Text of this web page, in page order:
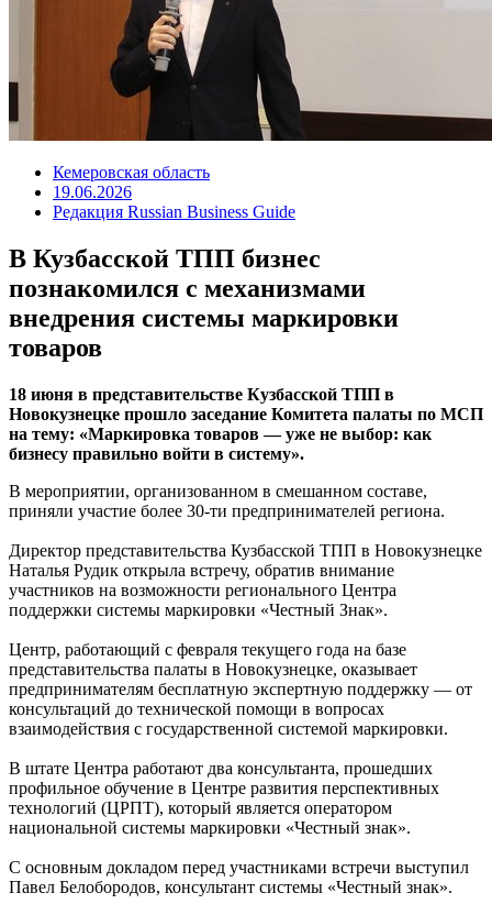
Кемеровская область
19.06.2026
Редакция Russian Business Guide
В Кузбасской ТПП бизнес
познакомился с механизмами
внедрения системы маркировки
товаров
18 июня в представительстве Кузбасской ТПП в
Новокузнецке прошло заседание Комитета палаты по МСП
на тему: «Маркировка товаров — уже не выбор: как
бизнесу правильно войти в систему».
В мероприятии, организованном в смешанном составе,
приняли участие более 30-ти предпринимателей региона.
Директор представительства Кузбасской ТПП в Новокузнецке
Наталья Рудик открыла встречу, обратив внимание
участников на возможности регионального Центра
поддержки системы маркировки «Честный Знак».
Центр, работающий с февраля текущего года на базе
представительства палаты в Новокузнецке, оказывает
предпринимателям бесплатную экспертную поддержку — от
консультаций до технической помощи в вопросах
взаимодействия с государственной системой маркировки.
В штате Центра работают два консультанта, прошедших
профильное обучение в Центре развития перспективных
технологий (ЦРПТ), который является оператором
национальной системы маркировки «Честный знак».
С основным докладом перед участниками встречи выступил
Павел Белобородов, консультант системы «Честный знак».